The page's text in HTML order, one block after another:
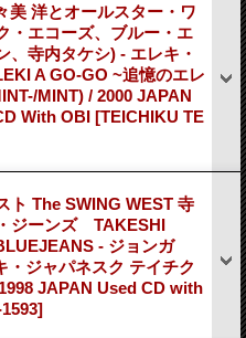
美 洋とオールスター・ワ
・エコーズ、ブルー・エ
、寺内タケシ) - エレキ・
A GO-GO ~追憶のエレ
MINT) / 2000 JAPAN
With OBI [TEICHIKU TE
ト The SWING WEST 寺
ジーンズ TAKESHI
- ジョンガ
・ジャパネスク テイチク
JAPAN Used CD with